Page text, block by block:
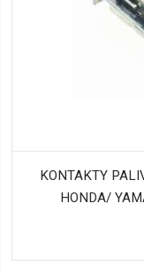
KONTAKTY
HONDA/